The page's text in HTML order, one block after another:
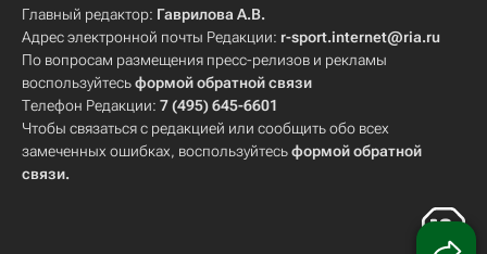
Главный редактор: Гаврилова А.В.
Адрес электронной почты Редакции: r-sport.internet@ria.ru
По вопросам размещения пресс-релизов и рекламы
воспользуйтесьформой обратной связи
Телефон Редакции: 7 (495) 645-6601
Чтобы связаться с редакцией или сообщить обо всех
замеченных ошибках, воспользуйтесьформой обратной
связи.